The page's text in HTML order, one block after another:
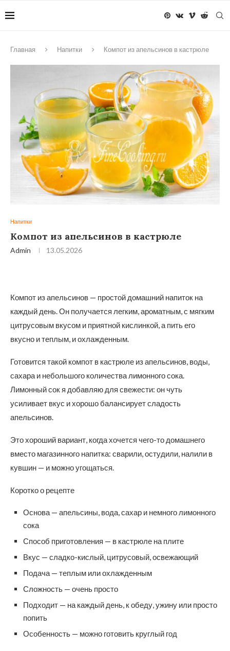
Главная Напитки Компот из апельсинов в кастрюле
Напитки
Компот из апельсинов в кастрюле
Admin 13.05.2026
Компот из апельсинов — простой домашний напиток на
каждый день. Он получается легким, ароматным, с мягким
цитрусовым вкусом и приятной кислинкой, а пить его
вкусно и теплым, и охлажденным.
Готовится такой компот в кастрюле из апельсинов, воды,
сахара и небольшого количества лимонного сока.
Лимонный сок я добавляю для свежести: он чуть
усиливает вкус и хорошо балансирует сладость
апельсинов.
Это хороший вариант, когда хочется чего-то домашнего
вместо магазинного напитка: сварили, остудили, налили в
кувшин — и можно угощаться.
Коротко о рецепте
Основа — апельсины, вода, сахар и немного лимонного
сока
Способ приготовления — в кастрюле на плите
Вкус — сладко-кислый, цитрусовый, освежающий
Подача — теплым или охлажденным
Сложность — очень просто
Подходит — на каждый день, к обеду, ужину или просто
попить
Особенность — можно готовить круглый год